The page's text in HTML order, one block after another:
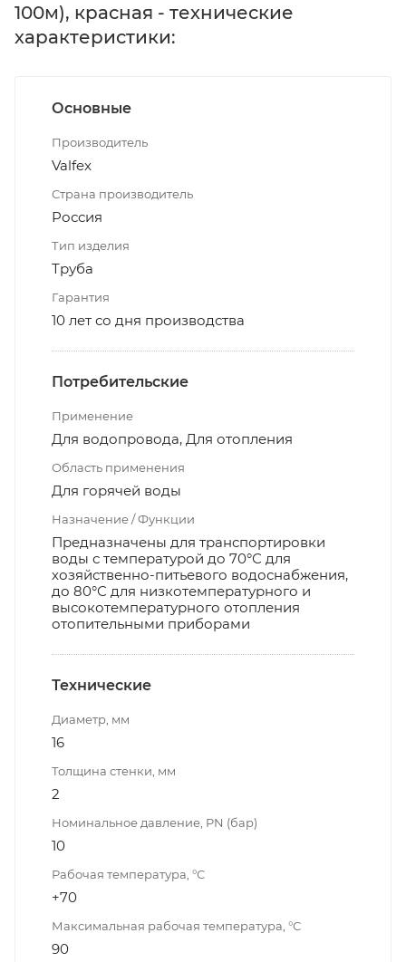
100м), красная - технические
характеристики:
Основные
Производитель
Valfex
Страна производитель
Россия
Тип изделия
Труба
Гарантия
10 лет со дня производства
Потребительские
Применение
Для водопровода, Для отопления
Область применения
Для горячей воды
Назначение / Функции
Предназначены для транспортировки
воды с температурой до 70°С для
хозяйственно-питьевого водоснабжения,
до 80°С для низкотемпературного и
высокотемпературного отопления
отопительными приборами
Технические
Диаметр, мм
16
Толщина стенки, мм
2
Номинальное давление, PN (бар)
10
Рабочая температура, °С
+70
Максимальная рабочая температура, °С
90